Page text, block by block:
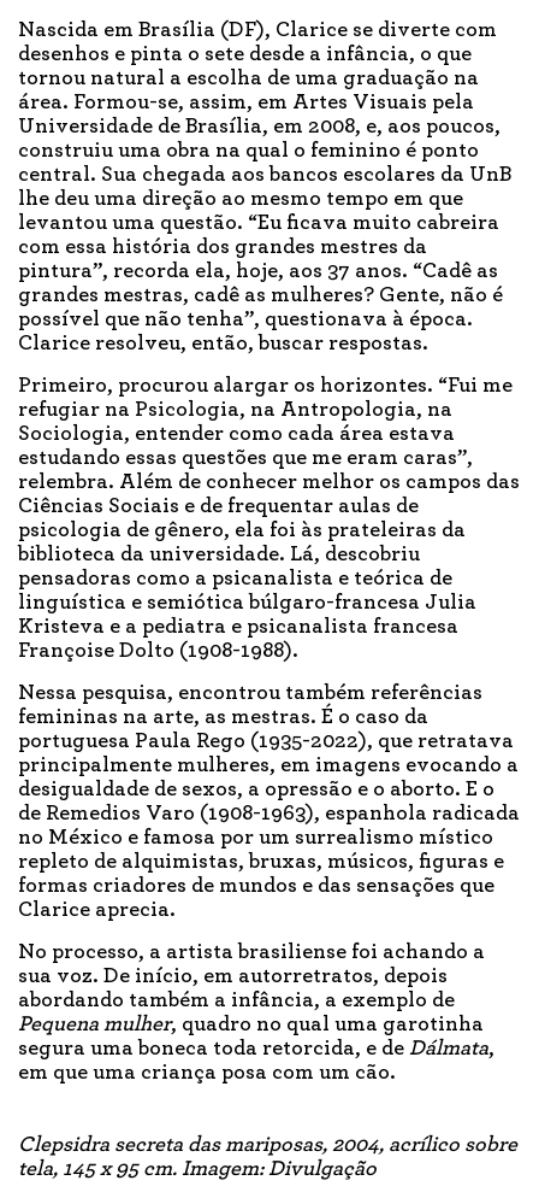
Nascida em Brasília (DF), Clarice se diverte com
desenhos e pinta o sete desde a infância, o que
tornou natural a escolha de uma graduação na
área. Formou-se, assim, em Artes Visuais pela
Universidade de Brasília, em 2008, e, aos poucos,
construiu uma obra na qual o feminino é ponto
central. Sua chegada aos bancos escolares da UnB
lhe deu uma direção ao mesmo tempo em que
levantou uma questão. “Eu ficava muito cabreira
com essa história dos grandes mestres da
pintura”, recorda ela, hoje, aos 37 anos. “Cadê as
grandes mestras, cadê as mulheres? Gente, não é
possível que não tenha”, questionava à época.
Clarice resolveu, então, buscar respostas.
Primeiro, procurou alargar os horizontes. “Fui me
refugiar na Psicologia, na Antropologia, na
Sociologia, entender como cada área estava
estudando essas questões que me eram caras”,
relembra. Além de conhecer melhor os campos das
Ciências Sociais e de frequentar aulas de
psicologia de gênero, ela foi às prateleiras da
biblioteca da universidade. Lá, descobriu
pensadoras como a psicanalista e teórica de
linguística e semiótica búlgaro-francesa Julia
Kristeva e a pediatra e psicanalista francesa
Françoise Dolto (1908-1988).
Nessa pesquisa, encontrou também referências
femininas na arte, as mestras. É o caso da
portuguesa Paula Rego (1935-2022), que retratava
principalmente mulheres, em imagens evocando a
desigualdade de sexos, a opressão e o aborto. E o
de Remedios Varo (1908-1963), espanhola radicada
no México e famosa por um surrealismo místico
repleto de alquimistas, bruxas, músicos, figuras e
formas criadores de mundos e das sensações que
Clarice aprecia.
No processo, a artista brasiliense foi achando a
sua voz. De início, em autorretratos, depois
abordando também a infância, a exemplo de
Pequena mulher, quadro no qual uma garotinha
segura uma boneca toda retorcida, e de Dálmata,
em que uma criança posa com um cão.
Clepsidra secreta das mariposas, 2004, acrílico sobre
tela, 145 x 95 cm. Imagem: Divulgação